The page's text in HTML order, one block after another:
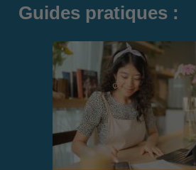
Guides pratiques :